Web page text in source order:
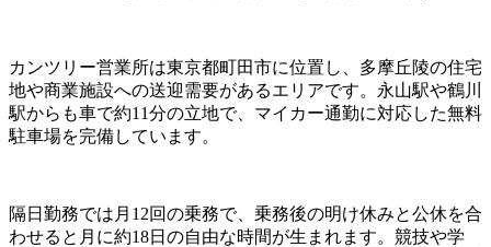
カンツリー営業所は東京都町田市に位置し、多摩丘陵の住宅
地や商業施設への送迎需要があるエリアです。永山駅や鶴川
駅からも車で約11分の立地で、マイカー通勤に対応した無料
駐車場を完備しています。
隔日勤務では月12回の乗務で、乗務後の明け休みと公休を合
わせると月に約18日の自由な時間が生まれます。競技や学